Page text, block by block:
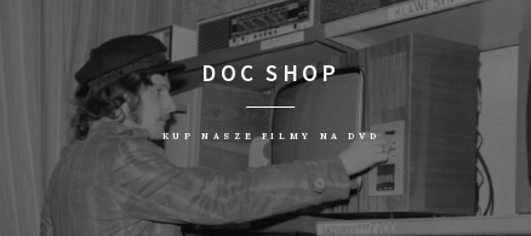
DOC SHOP
KUP NASZE FILMY NA DVD